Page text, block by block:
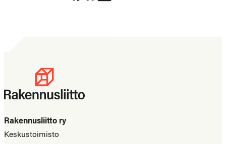
Rakennusliitto ry
Keskustoimisto